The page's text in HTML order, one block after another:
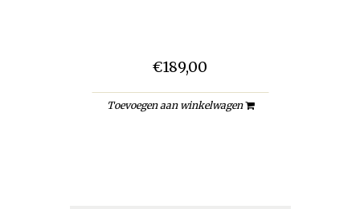
€189,00
Toevoegen aan winkelwagen